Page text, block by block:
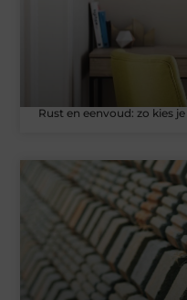
Rust en eenvoud: zo kies